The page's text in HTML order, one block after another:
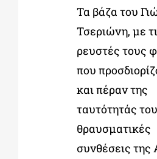
Τα βάζα του
Τσεριώνη, με
ρευστές τους
που
και πέραν της
ταυτότητάς
θραυσματικές
συνθέσεις της